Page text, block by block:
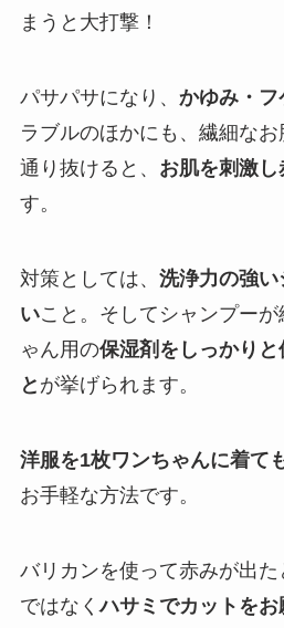
まうと大打撃！
パサパサになり、 かゆみ・フ
ラブルのほかにも、繊細な
通り抜けると、 お肌を刺激し
す。
対策としては、 洗浄力の強
いこと。そしてシャンプー
ゃん用の保湿剤をしっかりと
と が挙げられます。
洋服を1枚ワンちゃんに着て
お手軽な方法です。
バリカンを使って赤みが出
ではなくハサミでカットをお